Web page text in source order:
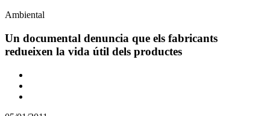
Àmbit
la
notícia
Ambiental
Un documental denuncia que els fabricants
redueixen la vida útil dels productes
Comparteix